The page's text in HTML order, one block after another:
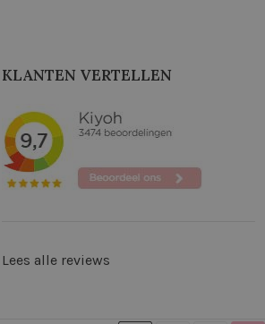
KLANTEN VERTELLEN
Lees alle reviews